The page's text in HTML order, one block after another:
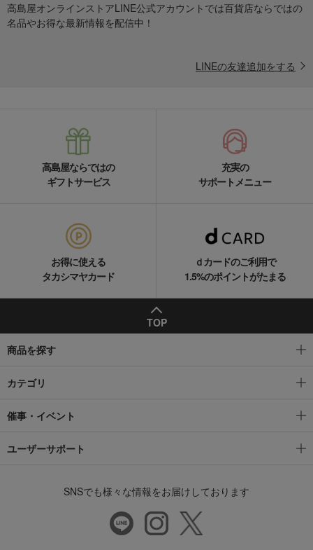
高島屋オンラインストアLINE公式アカウントでは百貨店ならではの
名品やお得な最新情報を配信中！
LINEの友達追加をする
高島屋ならではの
ギフトサービス
充実の
サポートメニュー
お得に使える
タカシマヤカード
ｄカードのご利用で
1.5%のポイントがたまる
TOP
商品を探す
カテゴリ
催事・イベント
ユーザーサポート
SNSでも様々な情報をお届けしております